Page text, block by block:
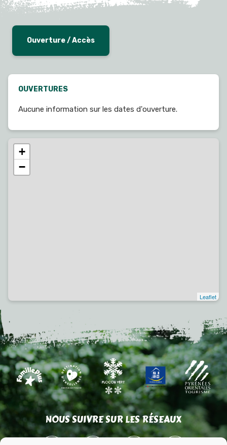
Ouverture / Accès
OUVERTURES
Aucune information sur les dates d'ouverture.
+
−
Leaflet
NOUS SUIVRE SUR LES RÉSEAUX